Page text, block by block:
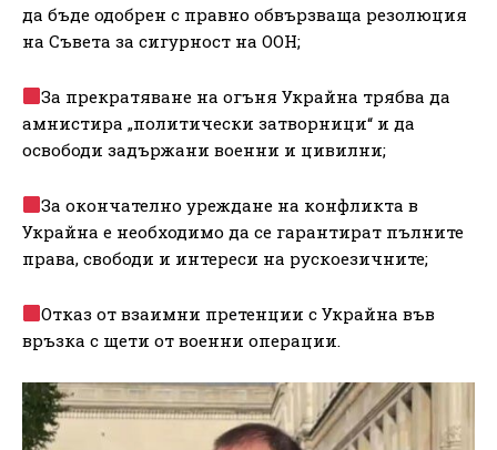
да бъде одобрен с правно обвързваща резолюция
на Съвета за сигурност на ООН;
За прекратяване на огъня Украйна трябва да
амнистира „политически затворници“ и да
освободи задържани военни и цивилни;
За окончателно уреждане на конфликта в
Украйна е необходимо да се гарантират пълните
права, свободи и интереси на рускоезичните;
Отказ от взаимни претенции с Украйна във
връзка с щети от военни операции.